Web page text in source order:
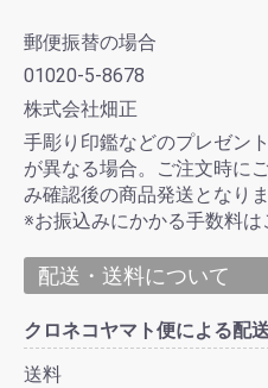
郵便振替の場合
01020-5-8678
株式会社畑正
手彫り印鑑などのプレゼン
が異なる場合。ご注文時に
み確認後の商品発送となりま
※お振込みにかかる手数料は
配送・送料について
クロネコヤマト便による配
送料